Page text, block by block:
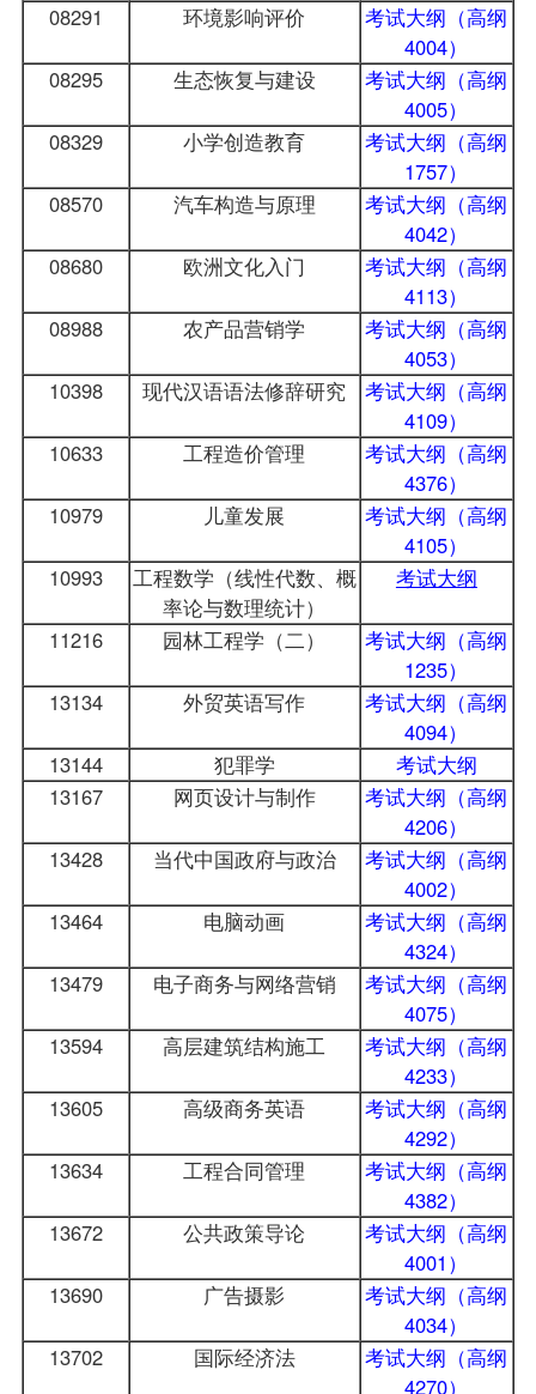
08291
环境影响评价
考试大纲（高纲
4004）
08295
生态恢复与建设
考试大纲（高纲
4005）
08329
小学创造教育
考试大纲（高纲
1757）
08570
汽车构造与原理
考试大纲（高纲
4042）
08680
欧洲文化入门
考试大纲（高纲
4113）
08988
农产品营销学
考试大纲（高纲
4053）
10398
现代汉语语法修辞研究
考试大纲（高纲
4109）
10633
工程造价管理
考试大纲（高纲
4376）
10979
儿童发展
考试大纲（高纲
4105）
10993
工程数学（线性代数、概
率论与数理统计）
考试大纲
11216 园林工程学（二）
考试大纲（高纲
1235）
13134
外贸英语写作
考试大纲（高纲
4094）
13144
犯罪学
考试大纲
13167
网页设计与制作
考试大纲（高纲
4206）
13428
当代中国政府与政治
考试大纲（高纲
4002）
13464
电脑动画
考试大纲（高纲
4324）
13479
电子商务与网络营销
考试大纲（高纲
4075）
13594
高层建筑结构施工
考试大纲（高纲
4233）
13605
高级商务英语
考试大纲（高纲
4292）
13634
工程合同管理
考试大纲（高纲
4382）
13672
公共政策导论
考试大纲（高纲
4001）
13690
广告摄影
考试大纲（高纲
4034）
13702
国际经济法
考试大纲（高纲
4270）